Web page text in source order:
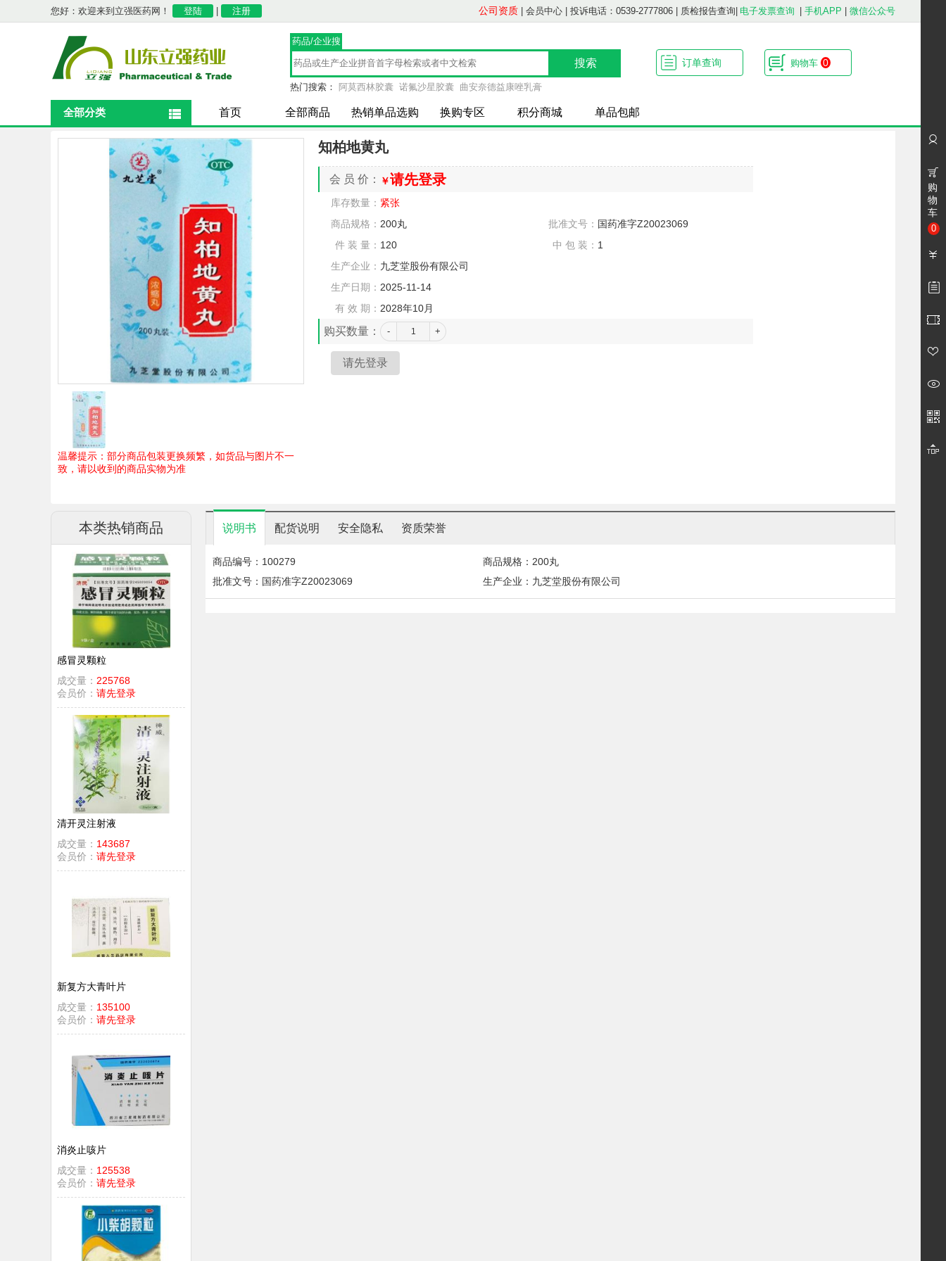
您好：欢迎来到立强医药网！ 登陆 注册 公司资质 会员中心 投诉电话：0539-2777806 质检报告查询 电子发票查询 手机APP 微信公众号
药品/企业搜
索
热门搜索： 阿莫西林胶囊 诺氟沙星胶囊 曲安奈德益康唑乳膏
订单查询 购物车 0
全部分类 首页 全部商品 热销单品选购 换购专区 积分商城 单品包邮
温馨提示：部分商品包装更换频繁，如货品与图片不一
致，请以收到的商品实物为准
知柏地黄丸
会 员 价： ￥请先登录
库存数量： 紧张
商品规格： 200丸 批准文号： 国药准字Z20023069
件 装 量： 120 中 包 装： 1
生产企业： 九芝堂股份有限公司
生产日期： 2025-11-14
有 效 期： 2028年10月
购买数量： - +
本类热销商品
感冒灵颗粒
成交量： 225768
会员价： 请先登录
清开灵注射液
成交量： 143687
会员价： 请先登录
新复方大青叶片
成交量： 135100
会员价： 请先登录
消炎止咳片
成交量： 125538
会员价： 请先登录
说明书 配货说明 安全隐私 资质荣誉
商品编号：100279
商品规格：200丸
批准文号：国药准字Z20023069
生产企业：九芝堂股份有限公司
购
物
车
0